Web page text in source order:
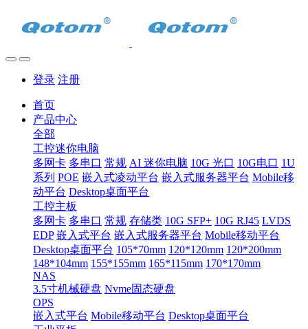
登录 注册
首页
产品中心
全部
工控迷你电脑
多网卡 多串口 常规 AI 迷你电脑 10G 光口 10G电口 1U
系列 POE 嵌入式凌动平台 嵌入式服务器平台 Mobile移
动平台 Desktop桌面平台
工控主板
多网卡 多串口 常规 存储类 10G SFP+ 10G RJ45 LVDS
EDP 嵌入式平台 嵌入式服务器平台 Mobile移动平台
Desktop桌面平台 105*70mm 120*120mm 120*200mm
148*104mm 155*155mm 165*115mm 170*170mm
NAS
3.5寸机械硬盘 Nvme固态硬盘
OPS
嵌入式平台 Mobile移动平台 Desktop桌面平台